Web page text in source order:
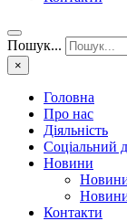
Пошук...
×
Головна
Про нас
Діяльність
Соціальний
Новини
Новини
Контакти